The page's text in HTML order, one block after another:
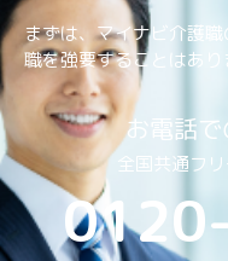
まずは、マイナビ介護
職を強要することはあ
お電話
全国共通フ